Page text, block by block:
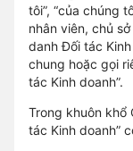
tôi”, “của chúng
nhân viên, chủ
danh Đối tác
chung hoặc gọi
tác Kinh doanh”.
Trong khuôn khổ
tác Kinh doanh”